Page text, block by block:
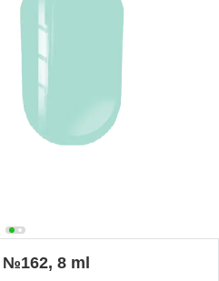
№162, 8 ml